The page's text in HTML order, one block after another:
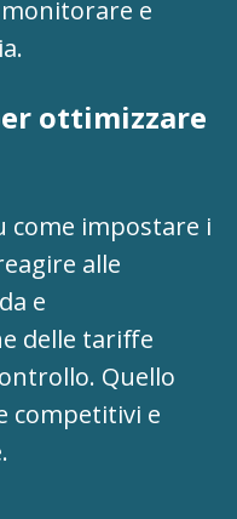
e
ottimizzare
come impostare i
alle
e
delle tariffe
Quello
competitivi e